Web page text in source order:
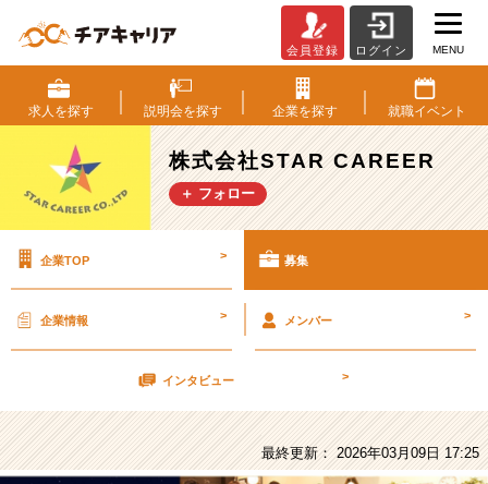
式
会
社
STAR
CAREER
の
人
ト
ア
ス
会員登録 ログイン MENU
求人を探す 説明会を探す 企業を探す 就職イベント
株式会社STAR CAREER
＋ フォロー
企業TOP > 募集
企業情報 > メンバー >
インタビュー >
最終更新： 2026年03月09日 17:25